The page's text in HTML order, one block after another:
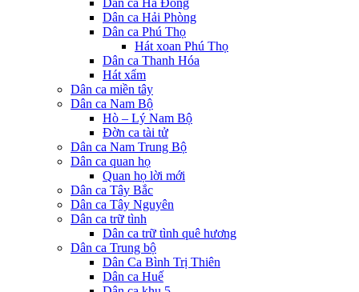
Dân ca Hà Đông
Dân ca Hải Phòng
Dân ca Phú Thọ
Hát xoan Phú Thọ
Dân ca Thanh Hóa
Hát xẩm
Dân ca miền tây
Dân ca Nam Bộ
Hò – Lý Nam Bộ
Đờn ca tài tử
Dân ca Nam Trung Bộ
Dân ca quan họ
Quan họ lời mới
Dân ca Tây Bắc
Dân ca Tây Nguyên
Dân ca trữ tình
Dân ca trữ tình quê hương
Dân ca Trung bộ
Dân Ca Bình Trị Thiên
Dân ca Huế